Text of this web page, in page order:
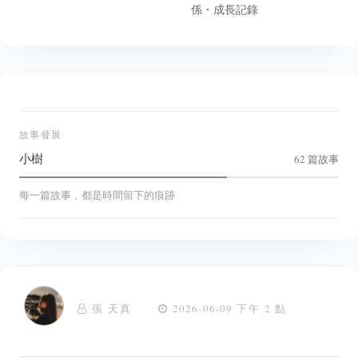
係・成長記錄
故事發展
小樹 62 篇故事
每一篇故事，都是時間留下的痕跡
張 天真 2026-06-09 下午 2 點